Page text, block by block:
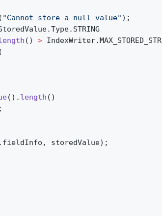
( "Cannot store a null value" );
() >
(
(). length ()
storedValue);